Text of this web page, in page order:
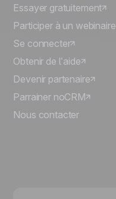
Essayer gratuitement
Participer à un webinaire
Se connecter
Obtenir de l’aide
Devenir partenaire
Parrainer noCRM
Nous contacter